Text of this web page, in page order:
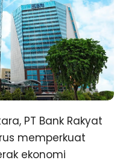
PT Bank Rakyat
memperkuat
ekonomi